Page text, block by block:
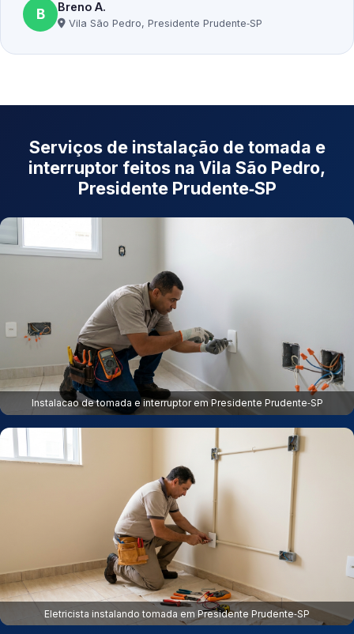
B Breno A.
Vila São Pedro, Presidente Prudente‑SP
Serviços de instalação de tomada e
interruptor feitos na Vila São Pedro,
Presidente Prudente‑SP
Instalacao de tomada e interruptor em Presidente Prudente‑SP
Eletricista instalando tomada em Presidente Prudente‑SP